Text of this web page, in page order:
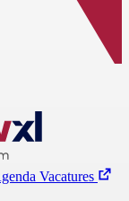
Vacatures